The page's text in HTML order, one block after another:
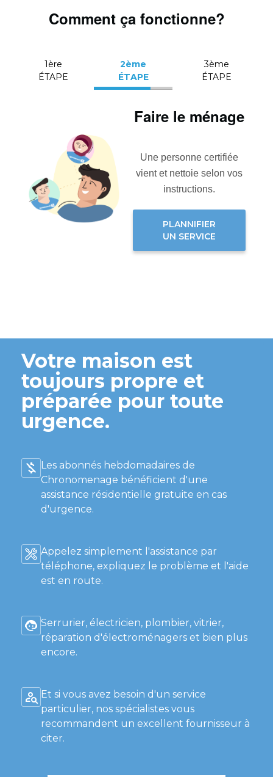
Comment ça fonctionne?
1ère
ÉTAPE
2ème
ÉTAPE
3ème
ÉTAPE
Faire le ménage
Une personne certifiée
vient et nettoie selon vos
instructions.
PLANNIFIER
UN SERVICE
Votre maison est
toujours propre et
préparée pour toute
urgence.
Les abonnés hebdomadaires de
Chronomenage bénéficient d'une
assistance résidentielle gratuite en cas
d'urgence.
Appelez simplement l'assistance par
téléphone, expliquez le problème et l'aide
est en route.
Serrurier, électricien, plombier, vitrier,
réparation d'électroménagers et bien plus
encore.
Et si vous avez besoin d'un service
particulier, nos spécialistes vous
recommandent un excellent fournisseur à
citer.